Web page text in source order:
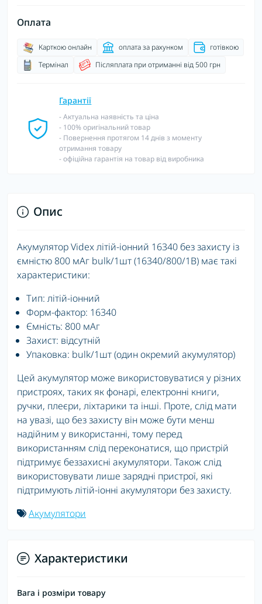
Оплата
Карткою онлайн оплата за рахунком
готівкою
Термінал
Післяплата при отриманні від 500 грн
Гарантії
- Актуальна наявність та ціна
- 100% оригінальний товар
- Повернення протягом 14 днів з моменту
отримання товару
- офіційна гарантія на товар від виробника
Опис
Акумулятор Videx літій-іонний 16340 без захисту із
ємністю 800 мАг bulk/1шт (16340/800/1B) має такі
характеристики:
Тип: літій-іонний
Форм-фактор: 16340
Ємність: 800 мАг
Захист: відсутній
Упаковка: bulk/1шт (один окремий акумулятор)
Цей акумулятор може використовуватися у різних
пристроях, таких як фонарі, електронні книги,
ручки, плеєри, ліхтарики та інші. Проте, слід мати
на увазі, що без захисту він може бути менш
надійним у використанні, тому перед
використанням слід переконатися, що пристрій
підтримує беззахисні акумулятори. Також слід
використовувати лише зарядні пристрої, які
підтримують літій-іонні акумулятори без захисту.
Акумулятори
Характеристики
Вага і розміри товару